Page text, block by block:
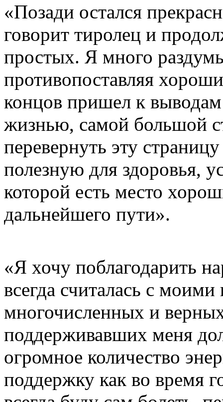
«Позади остался
говорит тиролец и
простых. Я много
противопоставляя
концов пришел к
жизнью, самой большой
перевернуть эту
полезную для здоровья,
которой есть место
дальнейшего пути».
«Я хочу поблагодарить
всегда считалась с
многочисленных и
поддерживавших меня
огромное количество
поддержку как во время